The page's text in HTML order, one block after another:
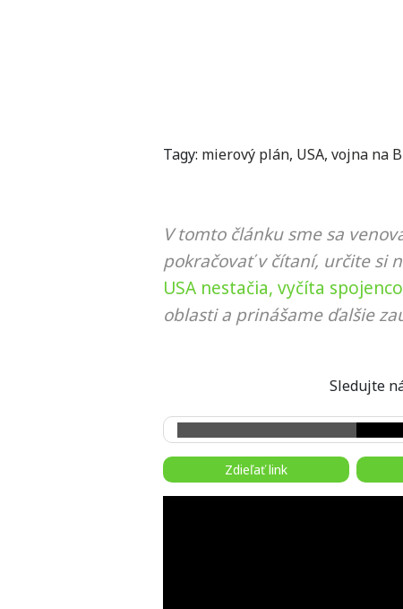
Tagy: mierový plán, USA, vojna na
V tomto článku sme sa
pokračovať v čítaní, určite si
USA nestačia, vyčíta
oblasti a prinášame ďalšie
Sledujte
Zdieľať link